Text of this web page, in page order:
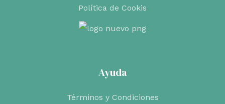
Política de Cookis
Ayuda
Términos y Condiciones